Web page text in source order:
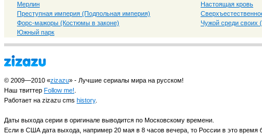
Мерлин
Настоящая кровь
Преступная империя (Подпольная империя)
Форс-мажоры (Костюмы в законе)
Чужой среди своих
Южный парк
© 2009—2010 «zizazu» - Лучшие сериалы мира на русском!
Наш твиттер Follow me!
Работает на zizazu cms history.
Даты выхода серии в оригинале выводится по Московскому времени.
Если в США дата выхода, например 20 мая в 8 часов вечера, то России в это время